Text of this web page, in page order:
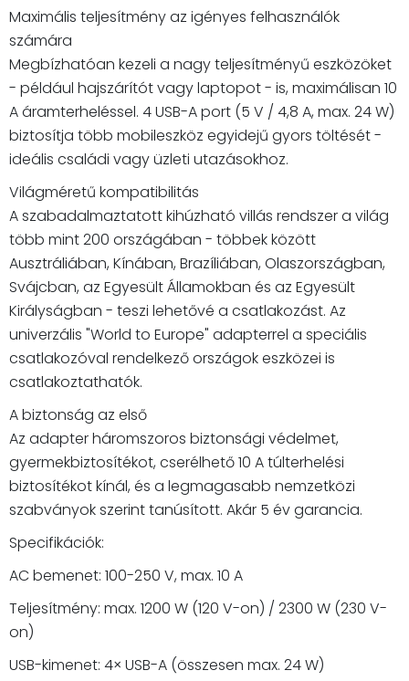
Maximális teljesítmény az igényes felhasználók
számára
Megbízhatóan kezeli a nagy teljesítményű eszközöket
- például hajszárítót vagy laptopot - is, maximálisan 10
A áramterheléssel. 4 USB-A port (5 V / 4,8 A, max. 24 W)
biztosítja több mobileszköz egyidejű gyors töltését -
ideális családi vagy üzleti utazásokhoz.
Világméretű kompatibilitás
A szabadalmaztatott kihúzható villás rendszer a világ
több mint 200 országában - többek között
Ausztráliában, Kínában, Brazíliában, Olaszországban,
Svájcban, az Egyesült Államokban és az Egyesült
Királyságban - teszi lehetővé a csatlakozást. Az
univerzális "World to Europe" adapterrel a speciális
csatlakozóval rendelkező országok eszközei is
csatlakoztathatók.
A biztonság az első
Az adapter háromszoros biztonsági védelmet,
gyermekbiztosítékot, cserélhető 10 A túlterhelési
biztosítékot kínál, és a legmagasabb nemzetközi
szabványok szerint tanúsított. Akár 5 év garancia.
Specifikációk:
AC bemenet: 100-250 V, max. 10 A
Teljesítmény: max. 1200 W (120 V-on) / 2300 W (230 V-
on)
USB-kimenet: 4× USB-A (összesen max. 24 W)